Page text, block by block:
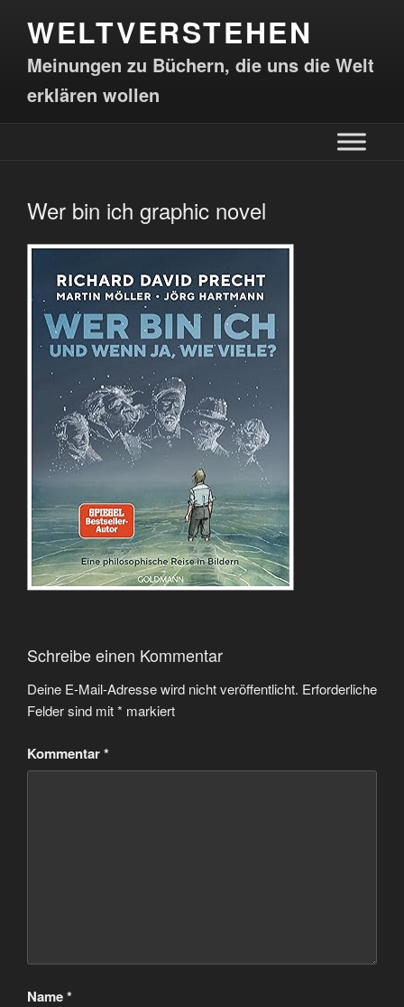
WELTVERSTEHEN
Meinungen zu Büchern, die uns die Welt
erklären wollen
Wer bin ich graphic novel
Schreibe einen Kommentar
Deine E-Mail-Adresse wird nicht veröffentlicht. Erforderliche
Felder sind mit* markiert
Kommentar*
Name*